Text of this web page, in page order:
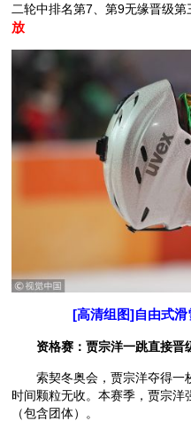
二轮中排名第7、第9无缘晋级第
放
[高清组图]自由式
资格赛：贾宗洋一跳直接晋
索契冬奥会，贾宗洋夺得一
时间颗粒无收。本赛季，贾宗
（包含团体）。